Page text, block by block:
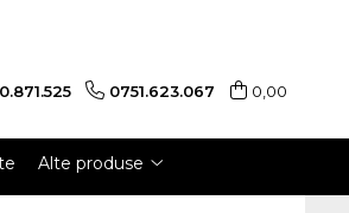
0751.623.067 0,00
Alte produse